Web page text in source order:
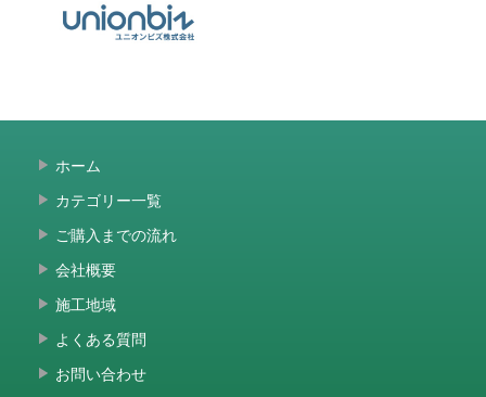
ホーム
カテゴリー一覧
ご購入までの流れ
会社概要
施工地域
よくある質問
お問い合わせ